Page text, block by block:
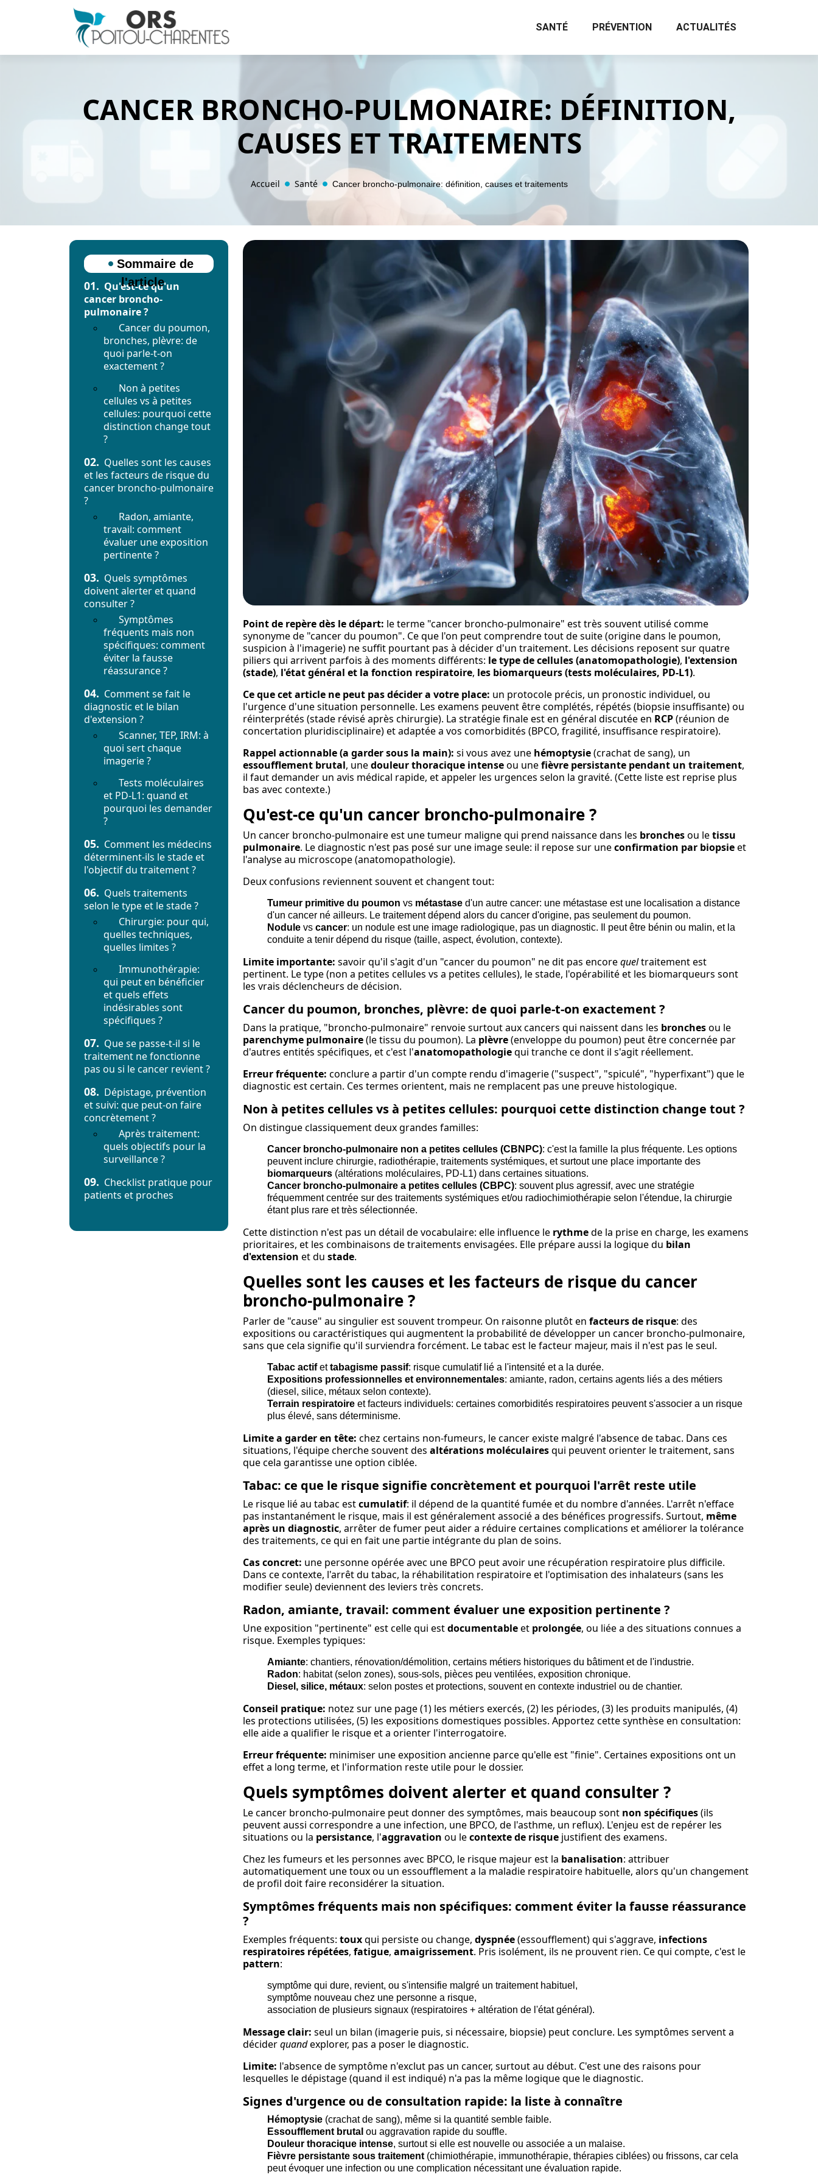
SANTÉ PRÉVENTION ACTUALITÉS
CANCER BRONCHO-PULMONAIRE: DÉFINITION,
CAUSES ET TRAITEMENTS
Accueil Santé Cancer broncho-pulmonaire: définition, causes et traitements
Point de repère dès le départ: le terme "cancer broncho-pulmonaire" est très souvent utilisé comme
synonyme de "cancer du poumon". Ce que l'on peut comprendre tout de suite (origine dans le poumon,
suspicion à l'imagerie) ne suffit pourtant pas à décider d'un traitement. Les décisions reposent sur quatre
piliers qui arrivent parfois à des moments différents: le type de cellules (anatomopathologie), l'extension
(stade), l'état général et la fonction respiratoire, les biomarqueurs (tests moléculaires, PD-L1).
Ce que cet article ne peut pas décider a votre place: un protocole précis, un pronostic individuel, ou
l'urgence d'une situation personnelle. Les examens peuvent être complétés, répétés (biopsie insuffisante) ou
réinterprétés (stade révisé après chirurgie). La stratégie finale est en général discutée en RCP(réunion de
concertation pluridisciplinaire) et adaptée a vos comorbidités (BPCO, fragilité, insuffisance respiratoire).
Rappel actionnable (a garder sous la main): si vous avez une hémoptysie(crachat de sang), un
essoufflement brutal, unedouleur thoracique intenseou unefièvre persistante pendant un traitement,
il faut demander un avis médical rapide, et appeler les urgences selon la gravité. (Cette liste est reprise plus
bas avec contexte.)
Qu'est-ce qu'un cancer broncho-pulmonaire ?
Un cancer broncho-pulmonaire est une tumeur maligne qui prend naissance dans les bronchesou letissu
pulmonaire. Le diagnostic n'est pas posé sur une image seule: il repose sur uneconfirmation par biopsieet
l'analyse au microscope (anatomopathologie).
Deux confusions reviennent souvent et changent tout:
Tumeur primitive du poumon vs métastase d'un autre cancer: une métastase est une localisation a distance
d'un cancer né ailleurs. Le traitement dépend alors du cancer d'origine, pas seulement du poumon.
Nodule vs cancer: un nodule est une image radiologique, pas un diagnostic. Il peut être bénin ou malin, et la
conduite a tenir dépend du risque (taille, aspect, évolution, contexte).
Limite importante: savoir qu'il s'agit d'un "cancer du poumon" ne dit pas encorequeltraitement est
pertinent. Le type (non a petites cellules vs a petites cellules), le stade, l'opérabilité et les biomarqueurs sont
les vrais déclencheurs de décision.
Cancer du poumon, bronches, plèvre: de quoi parle-t-on exactement ?
Dans la pratique, "broncho-pulmonaire" renvoie surtout aux cancers qui naissent dans les bronchesou le
parenchyme pulmonaire(le tissu du poumon). La plèvre(enveloppe du poumon) peut être concernée par
d'autres entités spécifiques, et c'est l'anatomopathologiequi tranche ce dont il s'agit réellement.
Erreur fréquente: conclure a partir d'un compte rendu d'imagerie ("suspect", "spiculé", "hyperfixant") que le
diagnostic est certain. Ces termes orientent, mais ne remplacent pas une preuve histologique.
Non à petites cellules vs à petites cellules: pourquoi cette distinction change tout ?
On distingue classiquement deux grandes familles:
Cancer broncho-pulmonaire non a petites cellules (CBNPC): c'est la famille la plus fréquente. Les options
peuvent inclure chirurgie, radiothérapie, traitements systémiques, et surtout une place importante des
biomarqueurs (altérations moléculaires, PD-L1) dans certaines situations.
Cancer broncho-pulmonaire a petites cellules (CBPC): souvent plus agressif, avec une stratégie
fréquemment centrée sur des traitements systémiques et/ou radiochimiothérapie selon l'étendue, la chirurgie
étant plus rare et très sélectionnée.
Cette distinction n'est pas un détail de vocabulaire: elle influence le rythmede la prise en charge, les examens
prioritaires, et les combinaisons de traitements envisagées. Elle prépare aussi la logique du bilan
d'extension et du stade.
Quelles sont les causes et les facteurs de risque du cancer
broncho-pulmonaire ?
Parler de "cause" au singulier est souvent trompeur. On raisonne plutôt en facteurs de risque: des
expositions ou caractéristiques qui augmentent la probabilité de développer un cancer broncho-pulmonaire,
sans que cela signifie qu'il surviendra forcément. Le tabac est le facteur majeur, mais il n'est pas le seul.
Tabac actifettabagisme passif: risque cumulatif lié a l'intensité et a la durée.
Expositions professionnelles et environnementales: amiante, radon, certains agents liés a des métiers
(diesel, silice, métaux selon contexte).
Terrain respiratoire et facteurs individuels: certaines comorbidités respiratoires peuvent s'associer a un risque
plus élevé, sans déterminisme.
Limite a garder en tête: chez certains non-fumeurs, le cancer existe malgré l'absence de tabac. Dans ces
situations, l'équipe cherche souvent des altérations moléculairesqui peuvent orienter le traitement, sans
que cela garantisse une option ciblée.
Tabac: ce que le risque signifie concrètement et pourquoi l'arrêt reste utile
Le risque lié au tabac estcumulatif: il dépend de la quantité fumée et du nombre d'années. L'arrêt n'efface
pas instantanément le risque, mais il est généralement associé a des bénéfices progressifs. Surtout, même
après un diagnostic, arrêter de fumer peut aider a réduire certaines complications et améliorer la tolérance
des traitements, ce qui en fait une partie intégrante du plan de soins.
Cas concret: une personne opérée avec une BPCO peut avoir une récupération respiratoire plus difficile.
Dans ce contexte, l'arrêt du tabac, la réhabilitation respiratoire et l'optimisation des inhalateurs (sans les
modifier seule) deviennent des leviers très concrets.
Radon, amiante, travail: comment évaluer une exposition pertinente ?
Une exposition "pertinente" est celle qui estdocumentableet prolongée, ou liée a des situations connues a
risque. Exemples typiques:
Amiante: chantiers, rénovation/démolition, certains métiers historiques du bâtiment et de l'industrie.
Radon: habitat (selon zones), sous-sols, pièces peu ventilées, exposition chronique.
Diesel, silice, métaux: selon postes et protections, souvent en contexte industriel ou de chantier.
Conseil pratique: notez sur une page (1) les métiers exercés, (2) les périodes, (3) les produits manipulés, (4)
les protections utilisées, (5) les expositions domestiques possibles. Apportez cette synthèse en consultation:
elle aide a qualifier le risque et a orienter l'interrogatoire.
Erreur fréquente: minimiser une exposition ancienne parce qu'elle est "finie". Certaines expositions ont un
effet a long terme, et l'information reste utile pour le dossier.
Quels symptômes doivent alerter et quand consulter ?
Le cancer broncho-pulmonaire peut donner des symptômes, mais beaucoup sont non spécifiques(ils
peuvent aussi correspondre a une infection, une BPCO, de l'asthme, un reflux). L'enjeu est de repérer les
situations ou la persistance, l'aggravation ou lecontexte de risque justifient des examens.
Chez les fumeurs et les personnes avec BPCO, le risque majeur est la banalisation: attribuer
automatiquement une toux ou un essoufflement a la maladie respiratoire habituelle, alors qu'un changement
de profil doit faire reconsidérer la situation.
Symptômes fréquents mais non spécifiques: comment éviter la fausse réassurance
?
Exemples fréquents: touxqui persiste ou change, dyspnée(essoufflement) qui s'aggrave, infections
respiratoires répétées, fatigue, amaigrissement. Pris isolément, ils ne prouvent rien. Ce qui compte, c'est le
pattern:
symptôme qui dure, revient, ou s'intensifie malgré un traitement habituel,
symptôme nouveau chez une personne a risque,
association de plusieurs signaux (respiratoires + altération de l'état général).
Message clair: seul un bilan (imagerie puis, si nécessaire, biopsie) peut conclure. Les symptômes servent a
déciderquandexplorer, pas a poser le diagnostic.
Limite: l'absence de symptôme n'exclut pas un cancer, surtout au début. C'est une des raisons pour
lesquelles le dépistage (quand il est indiqué) n'a pas la même logique que le diagnostic.
Signes d'urgence ou de consultation rapide: la liste à connaître
Hémoptysie (crachat de sang), même si la quantité semble faible.
Essoufflement brutal ou aggravation rapide du souffle.
Douleur thoracique intense, surtout si elle est nouvelle ou associée a un malaise.
Fièvre persistante sous traitement (chimiothérapie, immunothérapie, thérapies ciblées) ou frissons, car cela
peut évoquer une infection ou une complication nécessitant une évaluation rapide.
Sommaire de
l'article
01. Qu'est-ce qu'un
cancer broncho-
pulmonaire ?
Cancer du poumon,
bronches, plèvre: de
quoi parle-t-on
exactement ?
Non à petites
cellules vs à petites
cellules: pourquoi cette
distinction change tout
?
02. Quelles sont les causes
et les facteurs de risque du
cancer broncho-pulmonaire
?
Radon, amiante,
travail: comment
évaluer une exposition
pertinente ?
03. Quels symptômes
doivent alerter et quand
consulter ?
Symptômes
fréquents mais non
spécifiques: comment
éviter la fausse
réassurance ?
04. Comment se fait le
diagnostic et le bilan
d'extension ?
Scanner, TEP, IRM: à
quoi sert chaque
imagerie ?
Tests moléculaires
et PD-L1: quand et
pourquoi les demander
?
05. Comment les médecins
déterminent-ils le stade et
l'objectif du traitement ?
06. Quels traitements
selon le type et le stade ?
Chirurgie: pour qui,
quelles techniques,
quelles limites ?
Immunothérapie:
qui peut en bénéficier
et quels effets
indésirables sont
spécifiques ?
07. Que se passe-t-il si le
traitement ne fonctionne
pas ou si le cancer revient ?
08. Dépistage, prévention
et suivi: que peut-on faire
concrètement ?
Après traitement:
quels objectifs pour la
surveillance ?
09. Checklist pratique pour
patients et proches